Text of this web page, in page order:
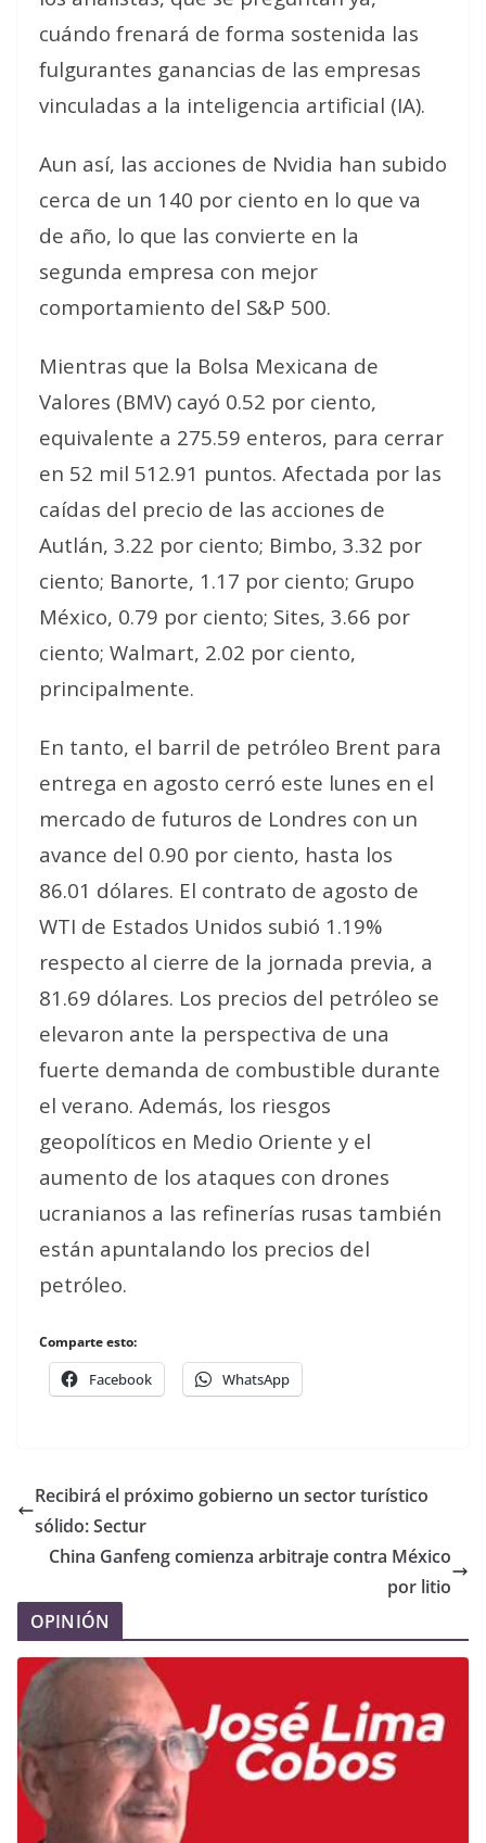
cuándo frenará de forma sostenida las
fulgurantes ganancias de las empresas
vinculadas a la inteligencia artificial (IA).
Aun así, las acciones de Nvidia han subido
cerca de un 140 por ciento en lo que va
de año, lo que las convierte en la
segunda empresa con mejor
comportamiento del S&P 500.
Mientras que la Bolsa Mexicana de
Valores (BMV) cayó 0.52 por ciento,
equivalente a 275.59 enteros, para cerrar
en 52 mil 512.91 puntos. Afectada por las
caídas del precio de las acciones de
Autlán, 3.22 por ciento; Bimbo, 3.32 por
ciento; Banorte, 1.17 por ciento; Grupo
México, 0.79 por ciento; Sites, 3.66 por
ciento; Walmart, 2.02 por ciento,
principalmente.
En tanto, el barril de petróleo Brent para
entrega en agosto cerró este lunes en el
mercado de futuros de Londres con un
avance del 0.90 por ciento, hasta los
86.01 dólares. El contrato de agosto de
WTI de Estados Unidos subió 1.19%
respecto al cierre de la jornada previa, a
81.69 dólares. Los precios del petróleo se
elevaron ante la perspectiva de una
fuerte demanda de combustible durante
el verano. Además, los riesgos
geopolíticos en Medio Oriente y el
aumento de los ataques con drones
ucranianos a las refinerías rusas también
están apuntalando los precios del
petróleo.
Comparte esto:
Facebook WhatsApp
Recibirá el próximo gobierno un sector turístico
sólido: Sectur
China Ganfeng comienza arbitraje contra México
por litio
OPINIÓN